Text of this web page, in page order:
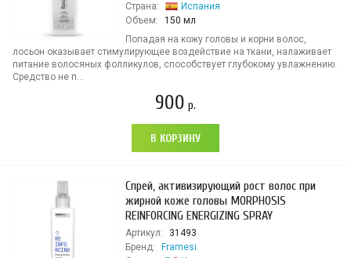
Страна:
Испания
Объем:
150 мл
Попадая на кожу головы и корни волос,
лосьон оказывает стимулирующее воздействие на ткани, налаживает
питание волосяных фолликулов, способствует глубокому увлажнению.
Средство не п...
900 р.
В КОРЗИНУ
Спрей, активизирующий рост волос при
жирной коже головы MORPHOSIS
REINFORCING ENERGIZING SPRAY
Артикул:
31493
Бренд:
Framesi